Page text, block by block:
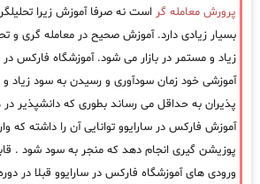
پرورش معامله گر است نه صرفا آموزش زیرا
بسیار زیادی دارد. آموزش صحیح در معامله گری و
زیاد و مستمر در بازار می شود. آموزشگاه فارکس
آموزشی خود زمان سودآوری و رسیدن به سود زیاد
پذیران به حداقل می رساند بطوری که دانشپذیر
آموزش فارکس در سارایوو توانایی آن را داشته که
پوزیشن گیری انجام دهد که منجر به سود شود .
ورودی های آموزشگاه فارکس در سارایوو قبلا در